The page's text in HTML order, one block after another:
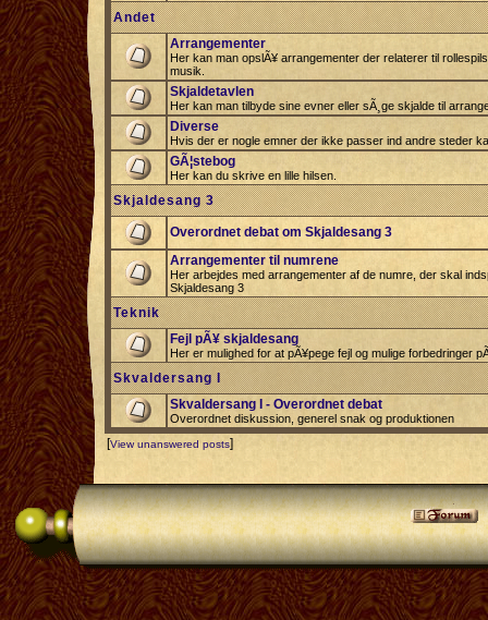
Andet
Arrangementer
Her kan man opslÃ¥ arrangementer der relaterer til
musik.
Skjaldetavlen
Her kan man tilbyde sine evner eller sÃ¸ge skjalde til
Diverse
Hvis der er nogle emner der ikke passer ind andre steder
GÃ¦stebog
Her kan du skrive en lille hilsen.
Skjaldesang 3
Overordnet debat om Skjaldesang 3
Arrangementer til numrene
Her arbejdes med arrangementer af de numre, der skal
Skjaldesang 3
Teknik
Fejl pÃ¥ skjaldesang
Her er mulighed for at pÃ¥pege fejl og mulige forbedringer
Skvaldersang I
Skvaldersang I - Overordnet debat
Overordnet diskussion, generel snak og produktionen
[View unanswered posts]